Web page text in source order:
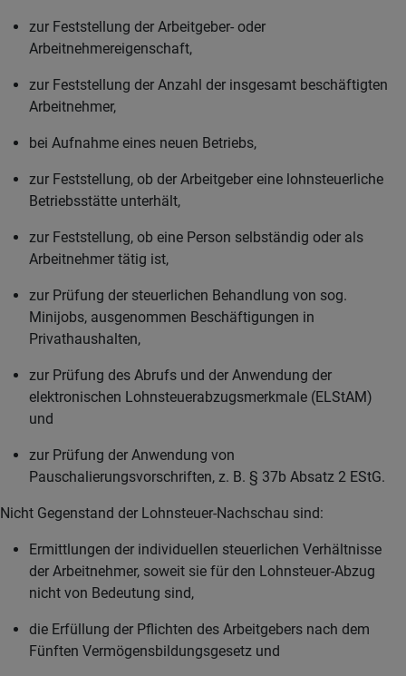
zur Feststellung der Arbeitgeber- oder
Arbeitnehmereigenschaft,
zur Feststellung der Anzahl der insgesamt beschäftigten
Arbeitnehmer,
bei Aufnahme eines neuen Betriebs,
zur Feststellung, ob der Arbeitgeber eine lohnsteuerliche
Betriebsstätte unterhält,
zur Feststellung, ob eine Person selbständig oder als
Arbeitnehmer tätig ist,
zur Prüfung der steuerlichen Behandlung von sog.
Minijobs, ausgenommen Beschäftigungen in
Privathaushalten,
zur Prüfung des Abrufs und der Anwendung der
elektronischen Lohnsteuerabzugsmerkmale (ELStAM)
und
zur Prüfung der Anwendung von
Pauschalierungsvorschriften, z. B. § 37b Absatz 2 EStG.
Nicht Gegenstand der Lohnsteuer-Nachschau sind:
Ermittlungen der individuellen steuerlichen Verhältnisse
der Arbeitnehmer, soweit sie für den Lohnsteuer-Abzug
nicht von Bedeutung sind,
die Erfüllung der Pflichten des Arbeitgebers nach dem
Fünften Vermögensbildungsgesetz und